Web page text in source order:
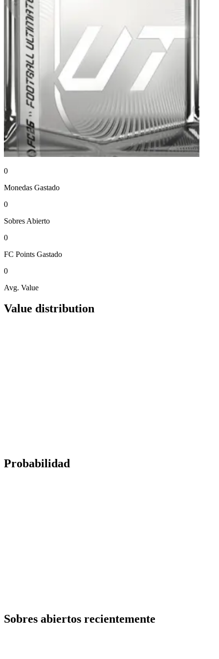
0
Monedas Gastado
0
Sobres Abierto
0
FC Points Gastado
0
Avg. Value
Value distribution
Probabilidad
Sobres abiertos recientemente